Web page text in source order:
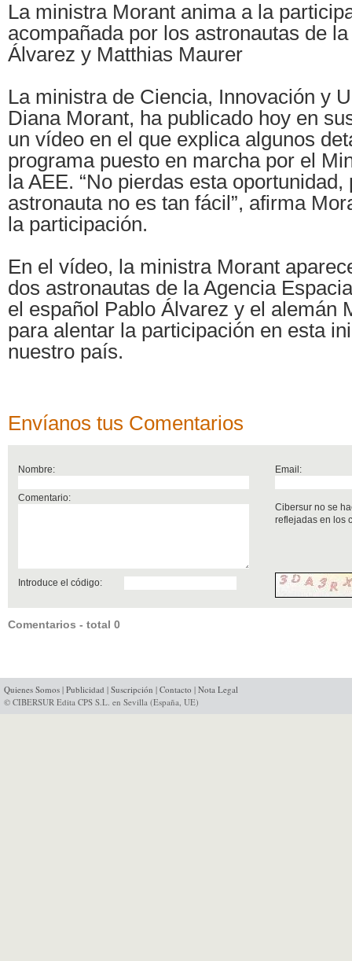
La ministra Morant anima a la
acompañada por los astronautas de
Álvarez y Matthias Maurer
La ministra de Ciencia, Innovación y
Diana Morant, ha publicado hoy en
un vídeo en el que explica algunos
programa puesto en marcha por el
la AEE. “No pierdas esta oportunidad,
astronauta no es tan fácil”, afirma
la participación.
En el vídeo, la ministra Morant
dos astronautas de la Agencia
el español Pablo Álvarez y el alemán
para alentar la participación en esta
nuestro país.
Envíanos tus Comentarios
Nombre: Email:
Comentario:
Cibersur no se
reflejadas en los
Introduce el código:
Comentarios - total 0
Quienes Somos | Publicidad | Suscripción | Contacto | Nota Legal
© CIBERSUR Edita CPS S.L. en Sevilla (España, UE)